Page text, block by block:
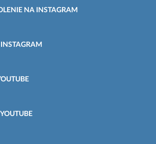
NA INSTAGRAM